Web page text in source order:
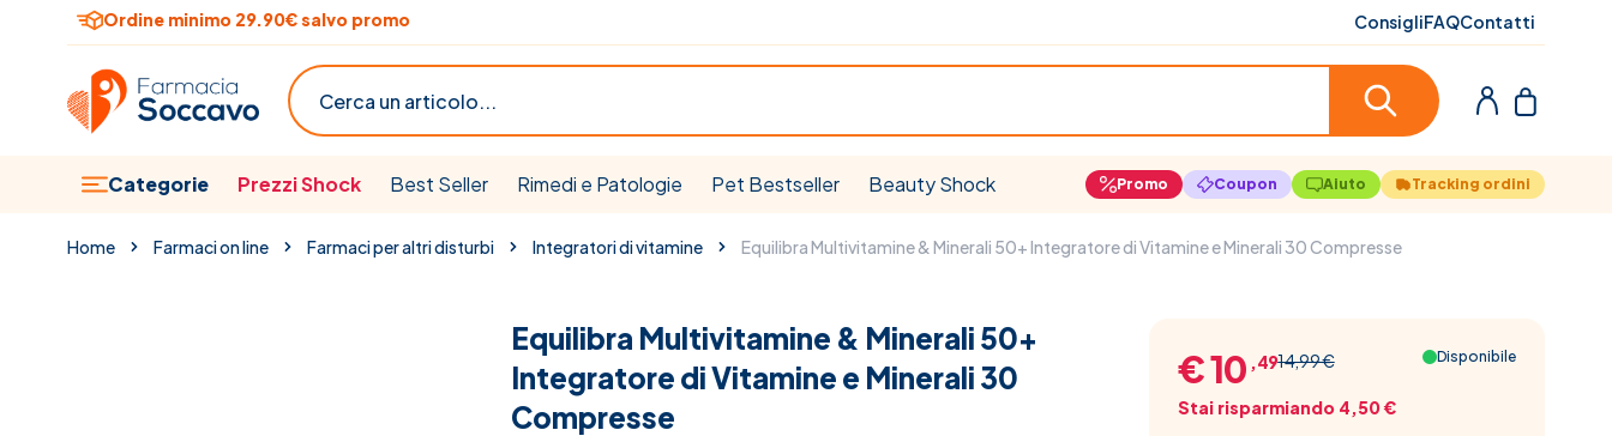
Salta al contenuto
Ordine minimo 29.90€ salvo promo ConsigliFAQContatti
Categorie Prezzi Shock Best Seller Rimedi e Patologie Pet Bestseller Beauty Shock Promo Coupon Aiuto Tracking ordini
Cerca
Home Farmaci on line Farmaci per altri disturbi Integratori di vitamine Equilibra Multivitamine & Minerali 50+ Integratore di Vitamine e Minerali 30 Compresse
Equilibra Multivitamine & Minerali 50+
Integratore di Vitamine e Minerali 30
Compresse
14,99 €
€ 10 ,49
Stai risparmiando 4,50 €
Disponibile